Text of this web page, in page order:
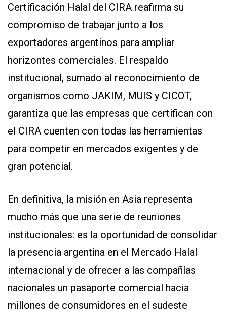
Certificación Halal del CIRA reafirma su
compromiso de trabajar junto a los
exportadores argentinos para ampliar
horizontes comerciales. El respaldo
institucional, sumado al reconocimiento de
organismos como JAKIM, MUIS y CICOT,
garantiza que las empresas que certifican con
el CIRA cuenten con todas las herramientas
para competir en mercados exigentes y de
gran potencial.
En definitiva, la misión en Asia representa
mucho más que una serie de reuniones
institucionales: es la oportunidad de consolidar
la presencia argentina en el Mercado Halal
internacional y de ofrecer a las compañías
nacionales un pasaporte comercial hacia
millones de consumidores en el sudeste